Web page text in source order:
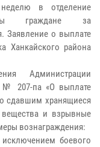
в отделение
граждане за
Заявление о выплате
Ханкайского района
Администрации
№ 207-па «О выплате
сдавшим хранящиеся
и взрывные
вознаграждения:
боевого